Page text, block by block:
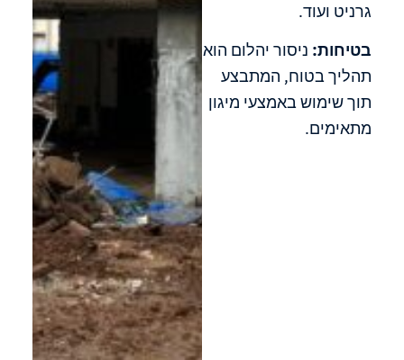
גרניט ועוד.
בטיחות: ניסור יהלום הוא
תהליך בטוח, המתבצע
תוך שימוש באמצעי מיגון
מתאימים.